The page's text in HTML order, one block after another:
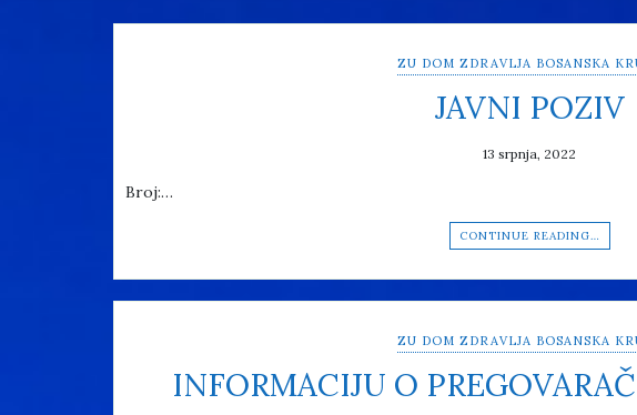
ZU DOM ZDRAVLJA BOSANSKA
JAVNI POZIV
13 srpnja, 2022
Broj:…
CONTINUE READING…
ZU DOM ZDRAVLJA BOSANSKA
INFORMACIJU O